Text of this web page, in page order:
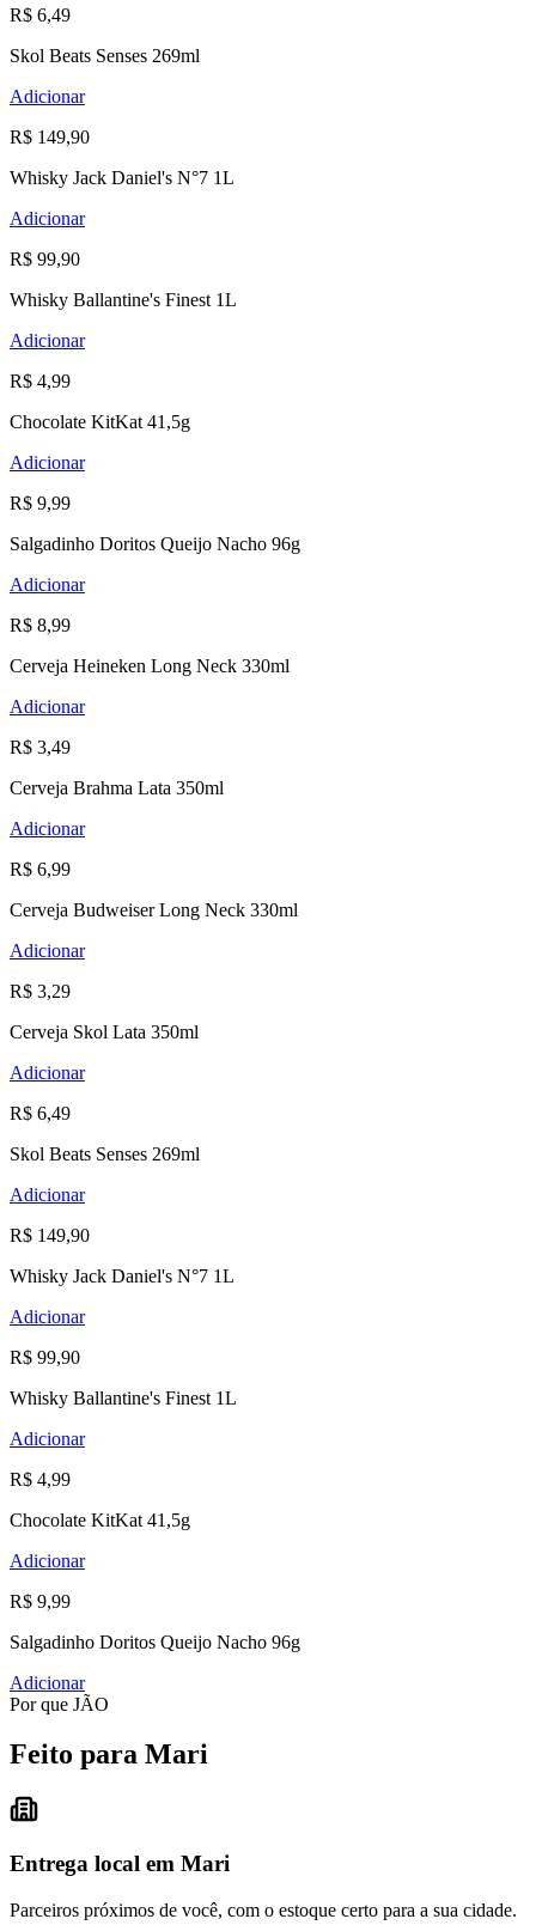
R$ 6,49
Skol Beats Senses 269ml
Adicionar
R$ 149,90
Whisky Jack Daniel's N°7 1L
Adicionar
R$ 99,90
Whisky Ballantine's Finest 1L
Adicionar
R$ 4,99
Chocolate KitKat 41,5g
Adicionar
R$ 9,99
Salgadinho Doritos Queijo Nacho 96g
Adicionar
R$ 8,99
Cerveja Heineken Long Neck 330ml
Adicionar
R$ 3,49
Cerveja Brahma Lata 350ml
Adicionar
R$ 6,99
Cerveja Budweiser Long Neck 330ml
Adicionar
R$ 3,29
Cerveja Skol Lata 350ml
Adicionar
R$ 6,49
Skol Beats Senses 269ml
Adicionar
R$ 149,90
Whisky Jack Daniel's N°7 1L
Adicionar
R$ 99,90
Whisky Ballantine's Finest 1L
Adicionar
R$ 4,99
Chocolate KitKat 41,5g
Adicionar
R$ 9,99
Salgadinho Doritos Queijo Nacho 96g
Adicionar
Por que JÃO
Feito para Mari
Entrega local em Mari
Parceiros próximos de você, com o estoque certo para a sua cidade.